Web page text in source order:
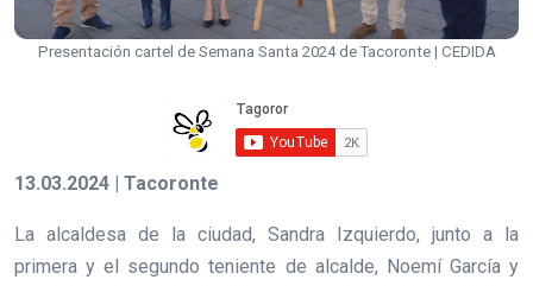
Presentación cartel de Semana Santa 2024 de Tacoronte | CEDIDA
13.03.2024 | Tacoronte
La alcaldesa de la ciudad, Sandra Izquierdo, junto a la
primera y el segundo teniente de alcalde, Noemí García y